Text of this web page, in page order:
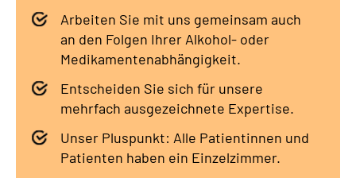
Gebärdensprache
Arbeiten Sie mit uns gemeinsam auch
an den Folgen Ihrer Alkohol- oder
Medikamentenabhängigkeit.
Entscheiden Sie sich für unsere
mehrfach ausgezeichnete Expertise.
Unser Pluspunkt: Alle Patientinnen und
Patienten haben ein Einzelzimmer.